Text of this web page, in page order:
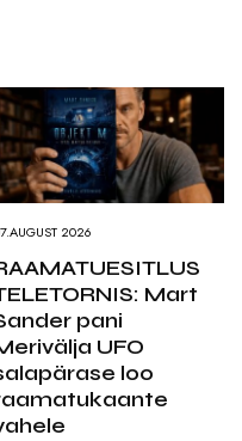
2026
Mart
pani
UFO
loo